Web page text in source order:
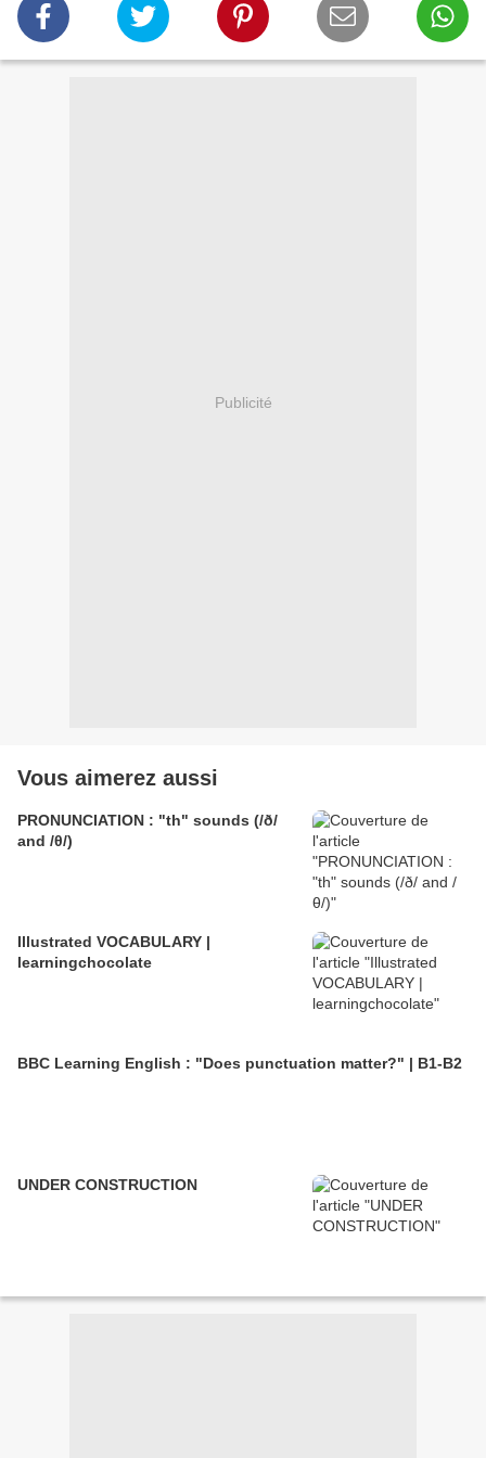
Publicité
Vous aimerez aussi
PRONUNCIATION : "th" sounds (/ð/
and /θ/)
Illustrated VOCABULARY |
learningchocolate
BBC Learning English : "Does punctuation matter?" | B1-B2
UNDER CONSTRUCTION